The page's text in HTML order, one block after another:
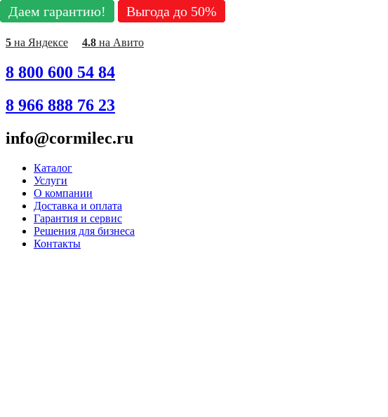
Перейти
к
содержимому
5 на Яндексе 4.8 на Авито
8 800 600 54 84
8 966 888 76 23
info@cormilec.ru
Каталог
Услуги
О компании
Доставка и оплата
Гарантия и сервис
Решения для бизнеса
Контакты
Даем гарантию! Выгода до 50%
Даем гарантию! Выгода до 50%
Даем гарантию! Выгода до 50%
Даем гарантию! Выгода до 50%
Даем гарантию! Выгода до 50%
Даем гарантию! Выгода до 50%
Даем гарантию! Выгода до 50%
Даем гарантию! Выгода до 50%
Даем гарантию! Выгода до 50%